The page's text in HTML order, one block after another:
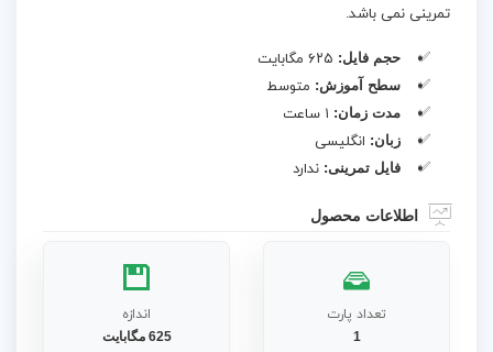
تمرینی نمی باشد.
حجم فایل:
سطح آموزش: متوسط
مدت زمان:
زبان: انگلیسی
فایل تمرینی: ندارد
اطلاعات محصول
تعداد پارت
1
اندازه
625 مگابایت